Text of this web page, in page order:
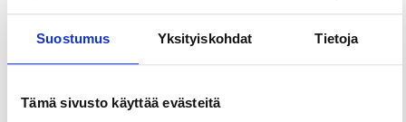
Suostumus Yksityiskohdat Tietoja
Tämä sivusto käyttää evästeitä